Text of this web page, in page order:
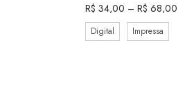
R$ 34,00 – R$ 68,00
Digital Impressa